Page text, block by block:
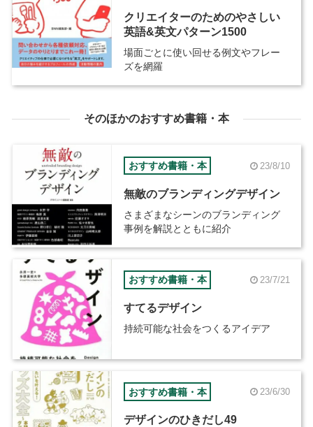
クリエイターのためのやさしい
英語&英文パターン1500
場面ごとに使い回せる例文やフレー
ズを網羅
そのほかのおすすめ書籍・本
おすすめ書籍・本 23/8/10
無敵のブランディングデザイン
さまざまなシーンのブランディング
事例を解説とともに紹介
おすすめ書籍・本 23/7/21
すてるデザイン
持続可能な社会をつくるアイデア
おすすめ書籍・本 23/6/30
デザインのひきだし49